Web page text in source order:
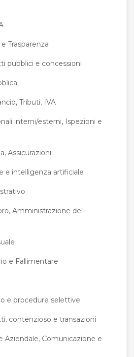
Trasparenza
pubblici e concessioni
Tributi, IVA
interni/esterni, Ispezioni e
Assicurazioni
e intelligenza artificiale
Amministrazione del
e Fallimentare
e procedure selettive
contenzioso e transazioni
Aziendale, Comunicazione e